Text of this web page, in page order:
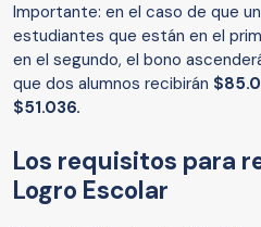
Importante: en el caso de que
estudiantes que están en el
en el segundo, el bono
que dos alumnos recibirán
$51.036.
Los requisitos para
Logro Escolar